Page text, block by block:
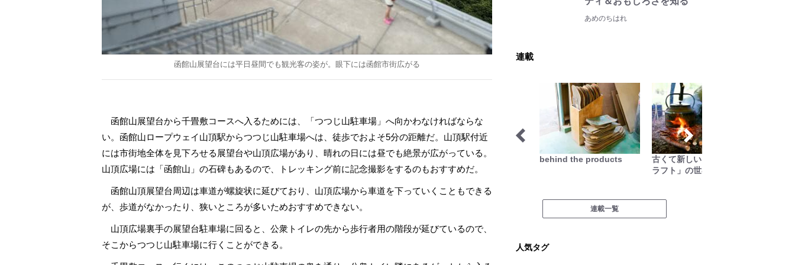
函館山展望台には平日昼間でも観光客の姿が。眼下には函館市街広がる
函館山展望台から千畳敷コースへ入るためには、「つつじ山駐車場」へ向かわなければならな
い。函館山ロープウェイ山頂駅からつつじ山駐車場へは、徒歩でおよそ5分の距離だ。山頂駅付近
には市街地全体を見下ろせる展望台や山頂広場があり、晴れの日には昼でも絶景が広がっている。
山頂広場には「函館山」の石碑もあるので、トレッキング前に記念撮影をするのもおすすめだ。
函館山頂展望台周辺は車道が螺旋状に延びており、山頂広場から車道を下っていくこともできる
が、歩道がなかったり、狭いところが多いためおすすめできない。
山頂広場裏手の展望台駐車場に回ると、公衆トイレの先から歩行者用の階段が延びているので、
そこからつつじ山駐車場に行くことができる。
あめのちはれ
連載
わたし、山小屋はじめます ブーツの国の街角で behind the products
古くて新しい「ブッシュク
ラフト」の世界
連載一覧
人気タグ